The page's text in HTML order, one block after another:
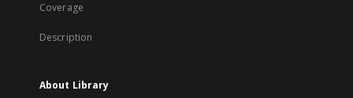
Coverage
Description
About Library